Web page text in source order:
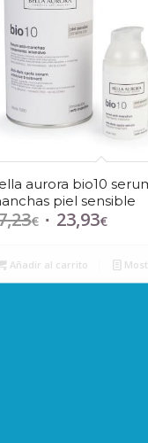
aurora bio10
piel sensible
€ El
original
era:
23,93€El
actual
es:
Añadir al carrito